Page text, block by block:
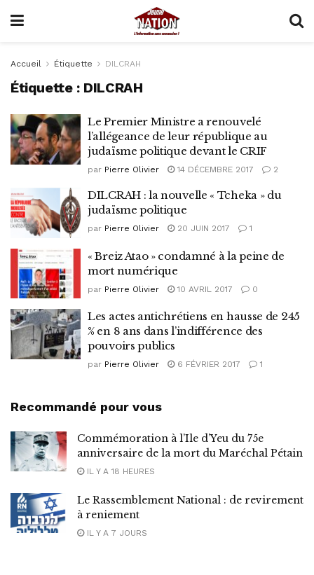
Accueil Étiquette DILCRAH
Étiquette : DILCRAH
Le Premier Ministre a renouvelé
l’allégeance de leur république au
judaïsme politique devant le CRIF
par Pierre Olivier 14 DÉCEMBRE 2017 2
DILCRAH : la nouvelle « Tcheka » du
judaïsme politique
par Pierre Olivier 20 JUIN 2017 1
« Breiz Atao » condamné à la peine de
mort numérique
par Pierre Olivier 10 AVRIL 2017 0
Les actes antichrétiens en hausse de 245
% en 8 ans dans l’indifférence des
pouvoirs publics
par Pierre Olivier 6 FÉVRIER 2017 1
Recommandé pour vous
Commémoration à l’Ile d’Yeu du 75e
anniversaire de la mort du Maréchal Pétain
IL Y A 18 HEURES
Le Rassemblement National : de revirement
à reniement
IL Y A 7 JOURS